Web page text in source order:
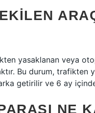
yasaklanan veya
Bu durum,
getirilir ve 6 ay içinde
NE